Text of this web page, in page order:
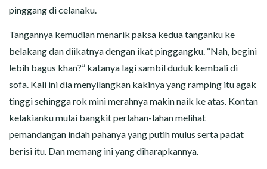
pinggang di celanaku.
Tangannya kemudian menarik paksa kedua tanganku ke
belakang dan diikatnya dengan ikat pinggangku. “Nah, begini
lebih bagus khan?” katanya lagi sambil duduk kembali di
sofa. Kali ini dia menyilangkan kakinya yang ramping itu agak
tinggi sehingga rok mini merahnya makin naik ke atas. Kontan
kelakianku mulai bangkit perlahan-lahan melihat
pemandangan indah pahanya yang putih mulus serta padat
berisi itu. Dan memang ini yang diharapkannya.